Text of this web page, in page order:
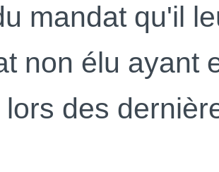
mandat qu'il
non élu ayant
lors des